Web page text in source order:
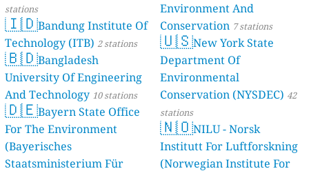
stations
🇮🇩Bandung Institute Of
Technology (ITB) 2 stations
🇧🇩Bangladesh
University Of Engineering
And Technology 10 stations
🇩🇪Bayern State Office
For The Environment
(Bayerisches
Staatsministerium Für
Environment And
Conservation 7 stations
🇺🇸New York State
Department Of
Environmental
Conservation (NYSDEC) 42
stations
🇳🇴NILU - Norsk
Institutt For Luftforskning
(Norwegian Institute For